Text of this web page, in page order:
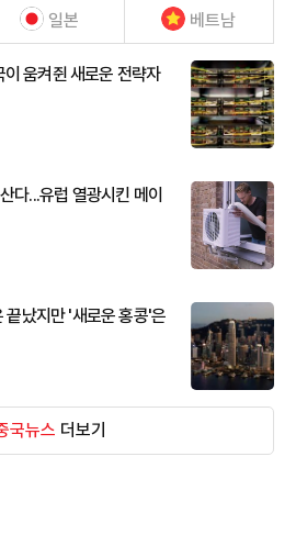
일본 베트남
움켜쥔 새로운 전략자
다...유럽 열광시킨 메이
끝났지만 '새로운 홍콩'은
국뉴스 더보기